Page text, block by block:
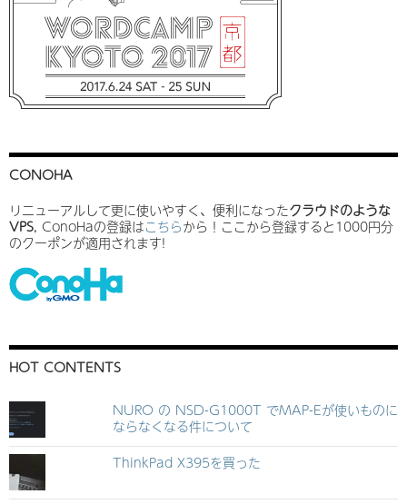
CONOHA
リニューアルして更に使いやすく、便利になったクラウドのような
VPS, ConoHaの登録はこちらから！ここから登録すると1000円分
のクーポンが適用されます!
HOT CONTENTS
NURO の NSD-G1000T でMAP-Eが使いものに
ならなくなる件について
ThinkPad X395を買った